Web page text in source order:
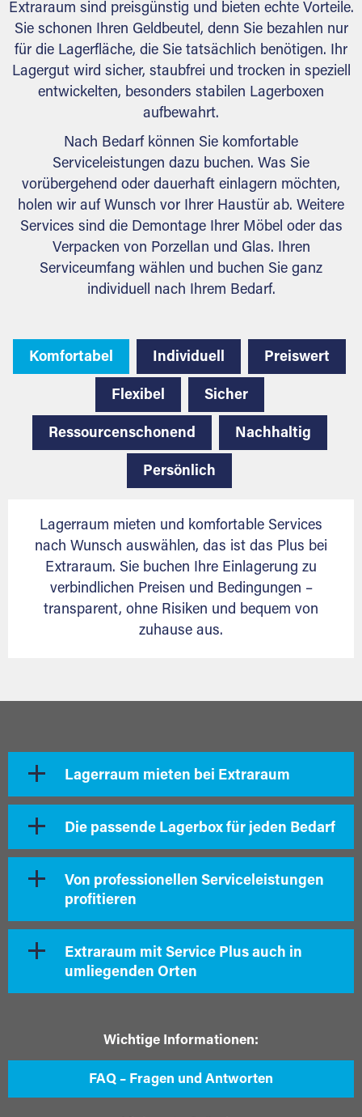
Extraraum sind preisgünstig und bieten echte Vorteile.
Sie schonen Ihren Geldbeutel, denn Sie bezahlen nur
für die Lagerfläche, die Sie tatsächlich benötigen. Ihr
Lagergut wird sicher, staubfrei und trocken in speziell
entwickelten, besonders stabilen Lagerboxen
aufbewahrt.
Nach Bedarf können Sie komfortable
Serviceleistungen dazu buchen. Was Sie
vorübergehend oder dauerhaft einlagern möchten,
holen wir auf Wunsch vor Ihrer Haustür ab. Weitere
Services sind die Demontage Ihrer Möbel oder das
Verpacken von Porzellan und Glas. Ihren
Serviceumfang wählen und buchen Sie ganz
individuell nach Ihrem Bedarf.
Komfortabel Individuell Preiswert
Flexibel Sicher
Ressourcenschonend Nachhaltig
Persönlich
Lagerraum mieten und komfortable Services
nach Wunsch auswählen, das ist das Plus bei
Extraraum. Sie buchen Ihre Einlagerung zu
verbindlichen Preisen und Bedingungen –
transparent, ohne Risiken und bequem von
zuhause aus.
Lagerraum mieten bei Extraraum
Die passende Lagerbox für jeden Bedarf
Von professionellen Serviceleistungen
profitieren
Extraraum mit Service Plus auch in
umliegenden Orten
Wichtige Informationen:
FAQ – Fragen und Antworten